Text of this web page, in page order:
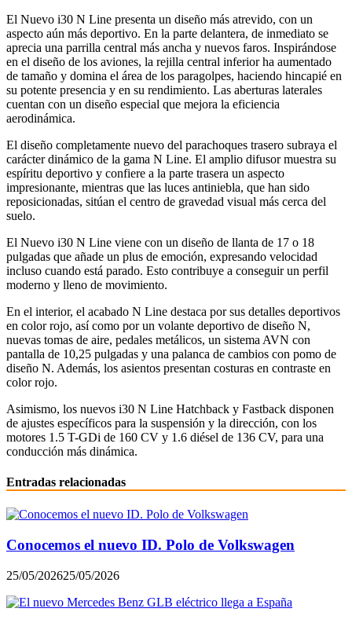
El Nuevo i30 N Line presenta un diseño más atrevido, con un
aspecto aún más deportivo. En la parte delantera, de inmediato se
aprecia una parrilla central más ancha y nuevos faros. Inspirándose
en el diseño de los aviones, la rejilla central inferior ha aumentado
de tamaño y domina el área de los paragolpes, haciendo hincapié en
su potente presencia y en su rendimiento. Las aberturas laterales
cuentan con un diseño especial que mejora la eficiencia
aerodinámica.
El diseño completamente nuevo del parachoques trasero subraya el
carácter dinámico de la gama N Line. El amplio difusor muestra su
espíritu deportivo y confiere a la parte trasera un aspecto
impresionante, mientras que las luces antiniebla, que han sido
reposicionadas, sitúan el centro de gravedad visual más cerca del
suelo.
El Nuevo i30 N Line viene con un diseño de llanta de 17 o 18
pulgadas que añade un plus de emoción, expresando velocidad
incluso cuando está parado. Esto contribuye a conseguir un perfil
moderno y lleno de movimiento.
En el interior, el acabado N Line destaca por sus detalles deportivos
en color rojo, así como por un volante deportivo de diseño N,
nuevas tomas de aire, pedales metálicos, un sistema AVN con
pantalla de 10,25 pulgadas y una palanca de cambios con pomo de
diseño N. Además, los asientos presentan costuras en contraste en
color rojo.
Asimismo, los nuevos i30 N Line Hatchback y Fastback disponen
de ajustes específicos para la suspensión y la dirección, con los
motores 1.5 T-GDi de 160 CV y 1.6 diésel de 136 CV, para una
conducción más dinámica.
Entradas relacionadas
Conocemos el nuevo ID. Polo de Volkswagen
25/05/202625/05/2026